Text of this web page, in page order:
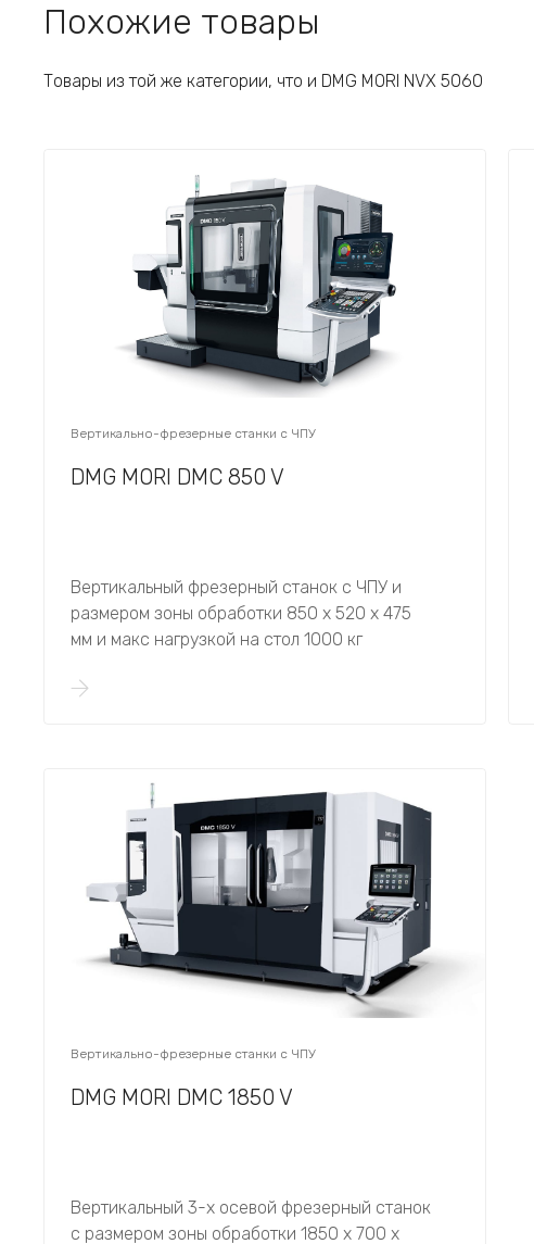
Похожие товары
Товары из той же категории, что и DMG MORI NVX 5060
Вертикально-фрезерные станки с ЧПУ
DMG MORI DMC 850 V
Вертикальный фрезерный станок с ЧПУ и
размером зоны обработки 850 х 520 х 475
мм и макс нагрузкой на стол 1000 кг
Вертикально-фрезерные станки с ЧПУ
DMG MORI DMC 1850 V
Вертикальный 3-х осевой фрезерный станок
с размером зоны обработки 1850 х 700 х